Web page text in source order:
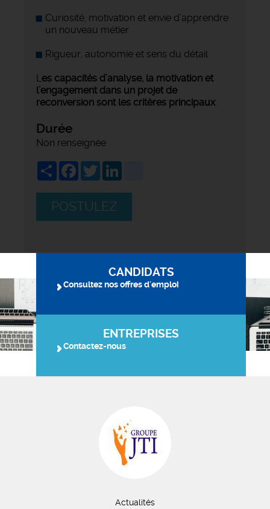
Curiosité, motivation et envie d’apprendre
un nouveau métier
Rigueur, autonomie et sens du détail
Les capacités d’analyse, la motivation et
l’engagement dans un projet de
reconversion sont les critères principaux.
Durée
Non renseignée
ShareFacebook
Twitter
POSTULEZ
CANDIDATS
Consultez nos offres d'emploi
ENTREPRISES
Contactez-nous
Actualités